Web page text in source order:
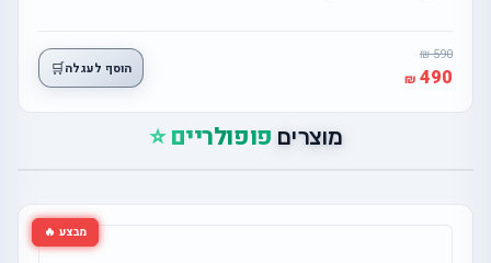
590
490 הוסף לעגלה🛒
מוצרים פופולריים ⭐
מבצע 🔥